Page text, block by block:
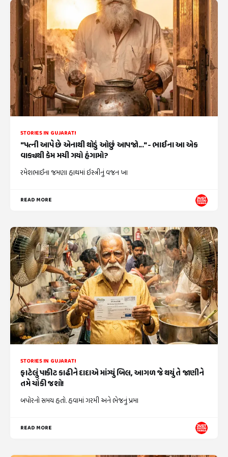
STORIES IN GUJARATI
"પત્ની આપે છે એનાથી થોડું ઓછું આપજો..." - ભાઈના આ એક
વાક્યથી કેમ મચી ગયો હંગામો?
રમેશભાઈના જમણા હાથમાં ઇસ્ત્રીનું વજન ખા
READ MORE
STORIES IN GUJARATI
ફાટેલું પાકીટ કાઢીને દાદાએ માંગ્યું બિલ, આગળ જે થયું તે જાણીને
તમે ચોંકી જશો!
બપોરનો સમય હતો. હવામાં ગરમી અને ભેજનું પ્રમા
READ MORE